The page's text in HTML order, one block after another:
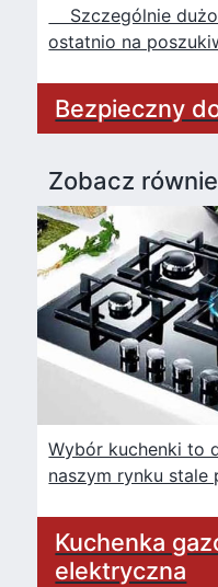
Szczególnie
ostatnio na
Bezpieczny
Zobacz
Wybór kuchenki to
naszym rynku stale
Kuchenka
elektryczna